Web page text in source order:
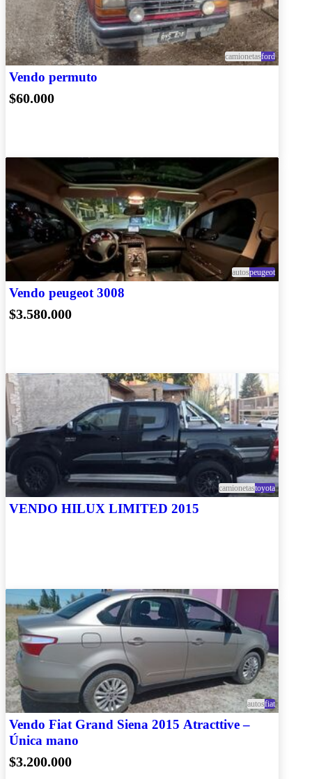
camionetasford
Vendo permuto
$60.000
autospeugeot
Vendo peugeot 3008
$3.580.000
camionetastoyota
VENDO HILUX LIMITED 2015
autosfiat
Vendo Fiat Grand Siena 2015 Atracttive –
Única mano
$3.200.000